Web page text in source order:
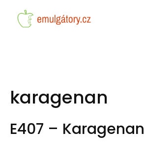
karagenan
E407 – Karagenan